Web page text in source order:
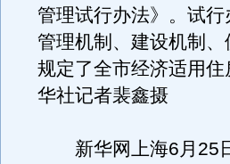
管理试行办法》。试
管理机制、建设机制
规定了全市经济适用
华社记者裴鑫摄
新华网上海6月25日